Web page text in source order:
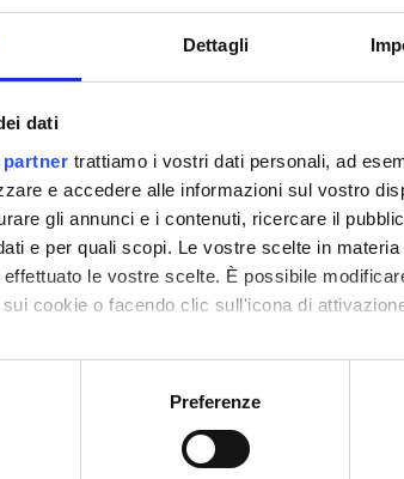
Dettagli
dati
partner trattiamo i vostri dati personali, ad
e accedere alle informazioni sul vostro
gli annunci e i contenuti, ricercare il
e per quali scopi. Le vostre scelte in
le vostre scelte. È possibile
cookie o facendo clic sull'icona di
vorremmo anche:
sulla tua posizione geografica,
Preferenze
SESSIONE
VACANZE